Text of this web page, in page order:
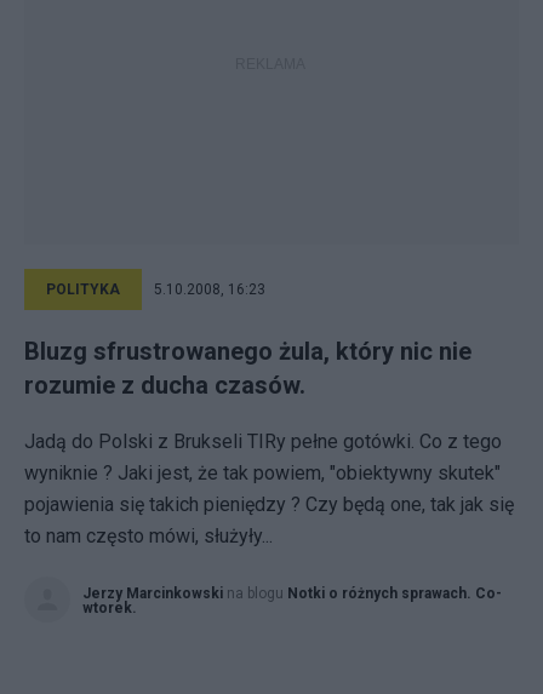
POLITYKA 5.10.2008, 16:23
Bluzg sfrustrowanego żula, który nic nie
rozumie z ducha czasów.
Jadą do Polski z Brukseli TIRy pełne gotówki. Co z tego
wyniknie ? Jaki jest, że tak powiem, "obiektywny skutek"
pojawienia się takich pieniędzy ? Czy będą one, tak jak się
to nam często mówi, służyły...
Jerzy Marcinkowski na blogu Notki o różnych sprawach. Co-
wtorek.